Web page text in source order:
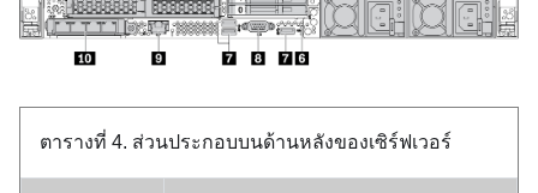
ตารางที่ 4. ส่วนประกอบบนด้านหลังของเซิร์ฟเวอร์